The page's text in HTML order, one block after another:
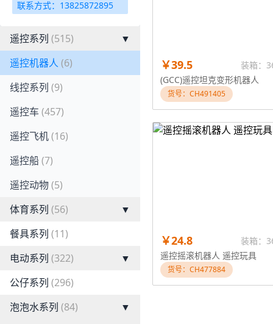
联系方式：13825872895
遥控系列 (515)
▼
遥控机器人 (6)
线控系列 (9)
遥控车 (457)
遥控飞机(16)
遥控船(7)
遥控动物(5)
体育系列 (56)
▼
餐具系列 (11)
电动系列 (322)
▼
公仔系列 (296)
泡泡水系列 (84)
▼
￥39.5
装箱：
(GCC)遥控坦克变形机器人
货号：CH491405
￥24.8
装箱：
遥控摇滚机器人 遥控玩具
货号：CH477884